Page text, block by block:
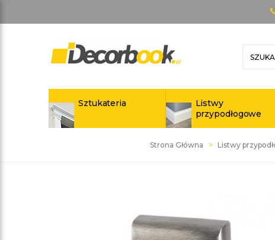
Sztukateria
Listwy
przypodłogowe
Strona Główna Listwy